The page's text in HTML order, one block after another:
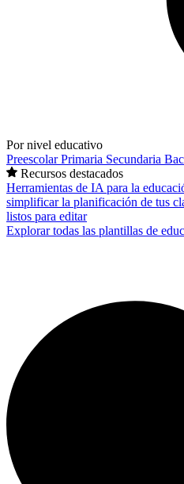
Por nivel educativo
PreescolarPrimaria Secundaria
Recursos destacados
Herramientas de IA para la
simplificar la planificación de tus
listos para editar
Explorar todas las plantillas de